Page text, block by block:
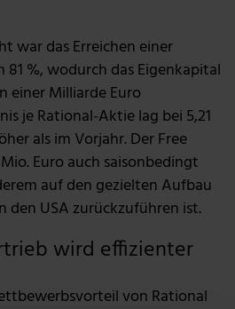
war das Erreichen einer
%, wodurch das Eigenkapital
einer Milliarde Euro
je Rational-Aktie lag bei 5,21
als im Vorjahr. Der Free
Euro auch saisonbedingt
auf den gezielten Aufbau
den USA zurückzuführen ist.
wird effizienter
von Rational